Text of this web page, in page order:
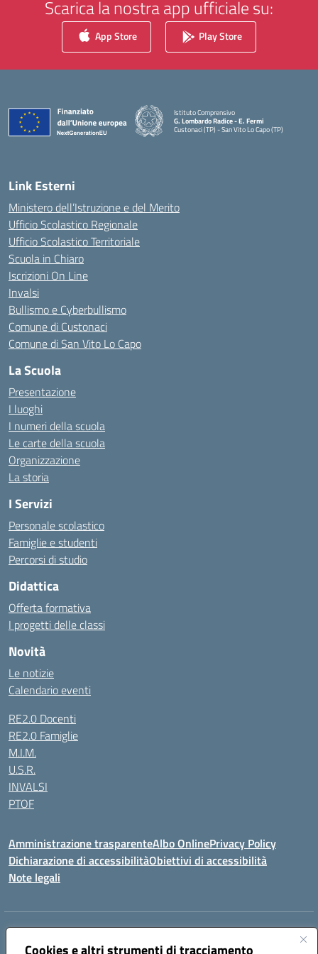
Cookies e altri strumenti di tracciamento
Scarica la nostra app ufficiale su:
App Store Play Store
Istituto Comprensivo
G. Lombardo Radice - E. Fermi
Custonaci (TP) - San Vito Lo Capo (TP)
— Visita la pagina iniziale della scuola
Link Esterni
Ministero dell’Istruzione e del Merito
Ufficio Scolastico Regionale
Ufficio Scolastico Territoriale
Scuola in Chiaro
Iscrizioni On Line
Invalsi
Bullismo e Cyberbullismo
Comune di Custonaci
Comune di San Vito Lo Capo
La Scuola
Presentazione
I luoghi
I numeri della scuola
Le carte della scuola
Organizzazione
La storia
I Servizi
Personale scolastico
Famiglie e studenti
Percorsi di studio
Didattica
Offerta formativa
I progetti delle classi
Novità
Le notizie
Calendario eventi
RE2.0 Docenti
RE2.0 Famiglie
M.I.M.
U.S.R.
INVALSI
PTOF
Amministrazione trasparenteAlbo OnlinePrivacy Policy
Dichiarazione di accessibilitàObiettivi di accessibilità
Note legali
Indirizzo:
Centralino:09231872080 Email:tpic80900q@istruzione.it